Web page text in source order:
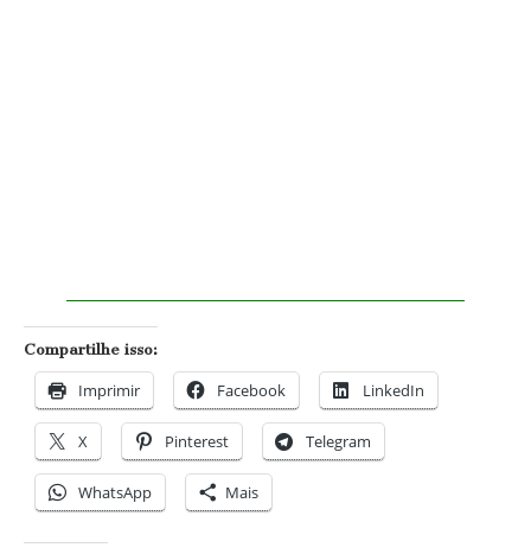
Compartilhe isso:
Imprimir Facebook LinkedIn
X Pinterest Telegram
WhatsApp Mais